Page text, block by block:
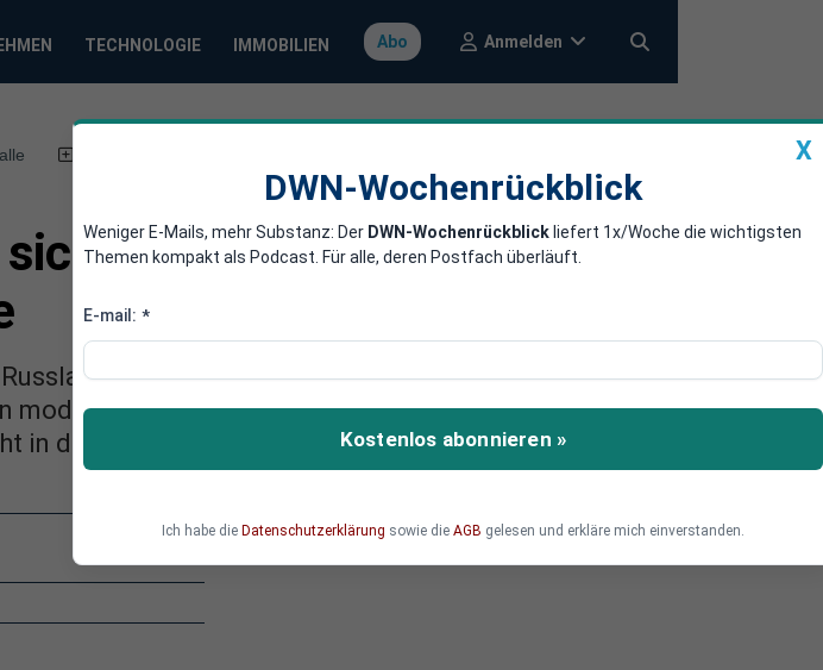
TECHNOLOGIE IMMOBILIEN Abo Anmelden
mit Russland auf Kauf
sorgt für neue Spannungen im Nahen
moderne Flugabwehrsysteme erhalten. Die
in der Region erneut verschieben.
X
DWN-Wochenrückblick
Weniger E-Mails, mehr Substanz: Der DWN-Wochenrückblick liefert 1x/Woche die wichtigsten
Themen kompakt als Podcast. Für alle, deren Postfach überläuft.
E-mail: *
Kostenlos abonnieren »
Ich habe die Datenschutzerklärung sowie die AGB gelesen und erkläre mich einverstanden.